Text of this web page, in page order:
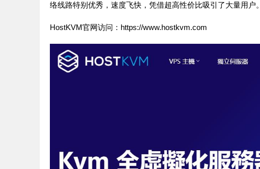
络线路特别优秀，速度飞快，凭借超高性价比吸引了大量用户。
HostKVM官网访问： https://www.hostkvm.com